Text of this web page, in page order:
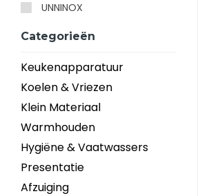
UNNINOX
Categorieën
Keukenapparatuur
Koelen & Vriezen
Klein Materiaal
Warmhouden
Hygiëne & Vaatwassers
Presentatie
Afzuiging